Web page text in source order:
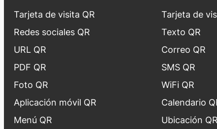
Tarjeta de visita QR
Redes sociales QR
URL QR
PDF QR
Foto QR
Aplicación móvil QR
Menú QR
Tarjeta de
Texto QR
Correo QR
SMS QR
WiFi QR
Calendario
Ubicación QR